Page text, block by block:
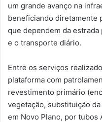
um grande avanço na
beneficiando diretamente
que dependem da
e o transporte diário.
Entre os serviços
plataforma com
revestimento primário
vegetação, substituição
em Novo Plano, por tubos